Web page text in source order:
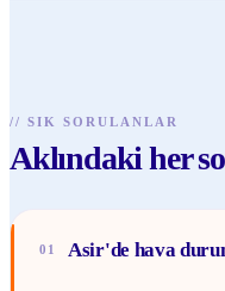
// SIK SORULANLAR
Aklındaki her
01 Asir'de hava